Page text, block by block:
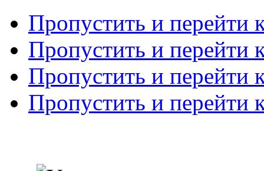
Пропустить и перейти
Пропустить и перейти
Пропустить и перейти
Пропустить и перейти